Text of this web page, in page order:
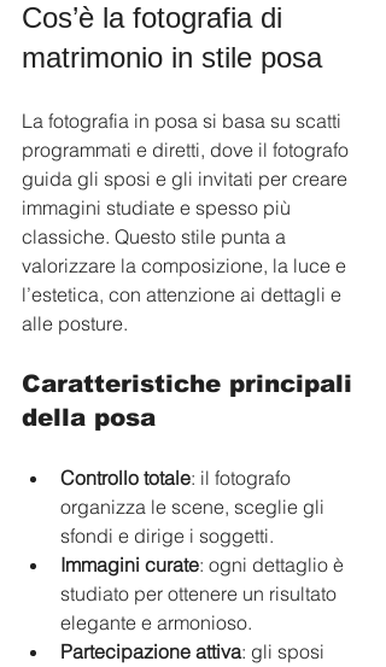
Cos’è la fotografia di
matrimonio in stile posa
La fotografia in posa si basa su scatti
programmati e diretti, dove il fotografo
guida gli sposi e gli invitati per creare
immagini studiate e spesso più
classiche. Questo stile punta a
valorizzare la composizione, la luce e
l’estetica, con attenzione ai dettagli e
alle posture.
Caratteristiche principali
della posa
Controllo totale: il fotografo
organizza le scene, sceglie gli
sfondi e dirige i soggetti.
Immagini curate: ogni dettaglio è
studiato per ottenere un risultato
elegante e armonioso.
Partecipazione attiva: gli sposi